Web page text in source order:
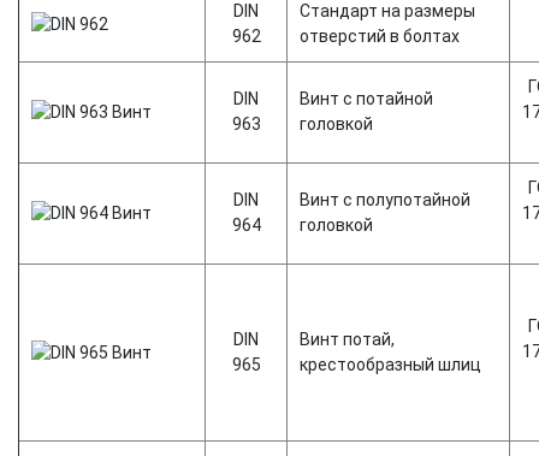
DIN
962
Стандарт на размеры
отверстий в болтах
DIN
963
Винт с потайной
головкой
DIN
964
Винт с полупотайной
головкой
DIN
965
Винт потай,
крестообразный шлиц